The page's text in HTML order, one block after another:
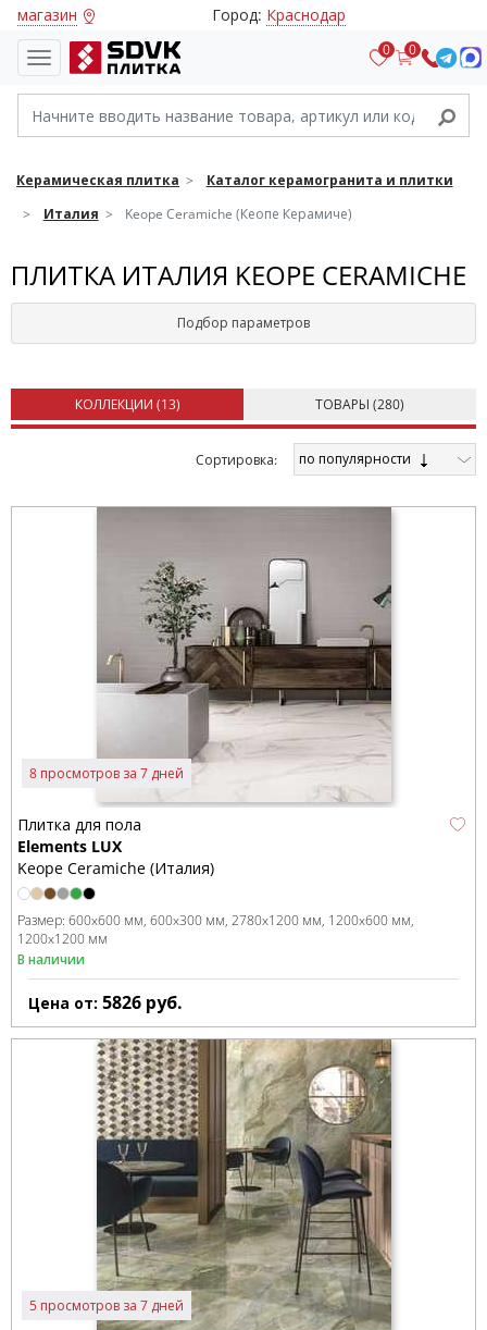
магазин Город: Краснодар
0 0
Керамическая плитка
Каталог керамогранита и плитки
Италия
Keope Ceramiche (Кеопе Керамиче)
ПЛИТКА ИТАЛИЯ KEOPE CERAMICHE
Подбор параметров
КОЛЛЕКЦИИ (13) ТОВАРЫ (280)
Cортировка: по популярности
8 просмотров за 7 дней
Плитка для пола
Elements LUX
Keope Ceramiche (Италия)
Размер: 600x600 мм 600x300 мм 2780x1200 мм 1200x600 мм
1200x1200 мм
В наличии
Цена от: 5826 руб.
5 просмотров за 7 дней